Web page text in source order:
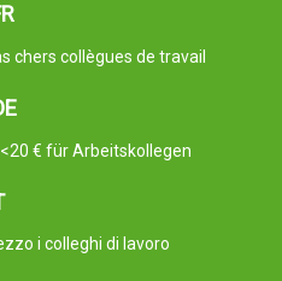
chers collègues de travail
€ für Arbeitskollegen
i colleghi di lavoro